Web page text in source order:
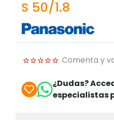
S 50/1.8
Comenta y
¿Dudas?
especialistas